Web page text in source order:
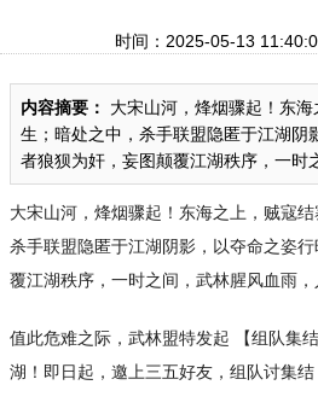
时间：2025-05-13
内容摘要：
大宋山河，烽烟骤起！东
生；暗处之中，杀手联盟隐匿于江湖阴
者狼狈为奸，妄图颠覆江湖秩序，一时
大宋山河，烽烟骤起！东海之上，贼寇
杀手联盟隐匿于江湖阴影，以夺命之姿
覆江湖秩序，一时之间，武林腥风血雨，
值此危难之际，武林盟特发起 【组队集
湖！即日起，邀上三五好友，组队讨集